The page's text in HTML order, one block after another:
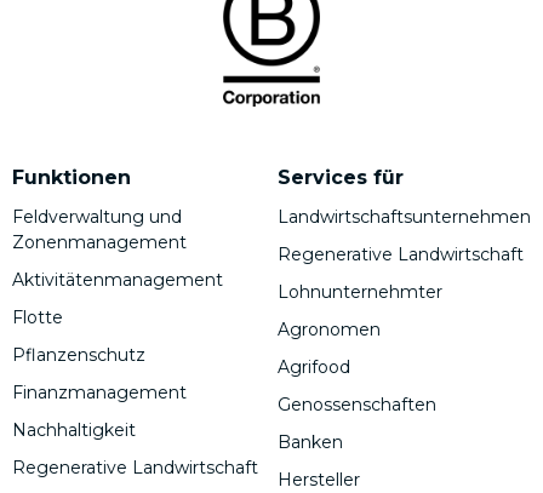
Funktionen
Feldverwaltung und
Zonenmanagement
Aktivitätenmanagement
Flotte
Pflanzenschutz
Finanzmanagement
Nachhaltigkeit
Regenerative Landwirtschaft
Services für
Landwirtschaftsunternehmen
Regenerative Landwirtschaft
Lohnunternehmter
Agronomen
Agrifood
Genossenschaften
Banken
Hersteller